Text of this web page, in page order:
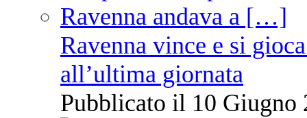
Ravenna vince e si
all’ultima giornata
Pubblicato il 10 Giugno